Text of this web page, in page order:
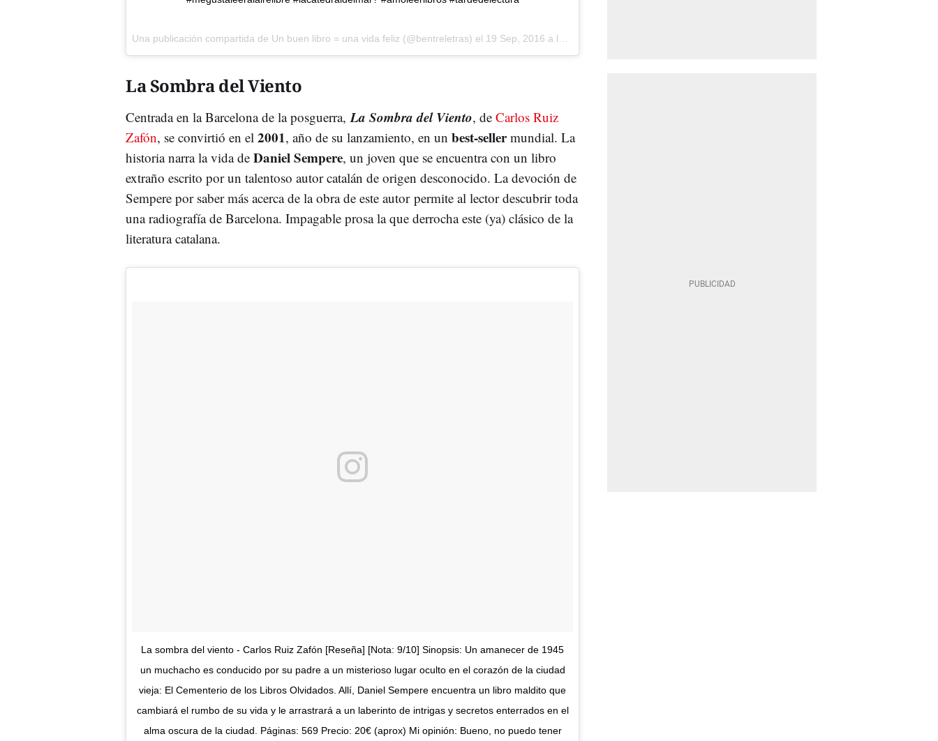
Una publicación compartida de Un buen libro = una vida feliz (@bentreletras) el 19 Sep, 2016 a las 11:55 PDT
La Sombra del Viento
Centrada en la Barcelona de la posguerra, La Sombra del Viento, de Carlos Ruiz
Zafón, se convirtió en el 2001, año de su lanzamiento, en un best-sellermundial. La
historia narra la vida de Daniel Sempere, un joven que se encuentra con un libro
extraño escrito por un talentoso autor catalán de origen desconocido. La devoción de
Sempere por saber más acerca de la obra de este autor permite al lector descubrir toda
una radiografía de Barcelona. Impagable prosa la que derrocha este (ya) clásico de la
literatura catalana.
La sombra del viento - Carlos Ruiz Zafón [Reseña] [Nota: 9/10] Sinopsis: Un amanecer de 1945
un muchacho es conducido por su padre a un misterioso lugar oculto en el corazón de la ciudad
vieja: El Cementerio de los Libros Olvidados. Allí, Daniel Sempere encuentra un libro maldito que
cambiará el rumbo de su vida y le arrastrará a un laberinto de intrigas y secretos enterrados en el
alma oscura de la ciudad. Páginas: 569 Precio: 20€ (aprox) Mi opinión: Bueno, no puedo tener